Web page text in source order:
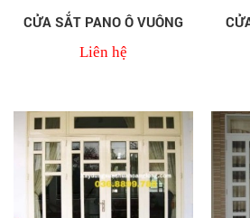
CỬA SẮT PANO Ô VUÔNG
Liên hệ